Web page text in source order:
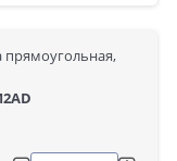
прямоугольная,